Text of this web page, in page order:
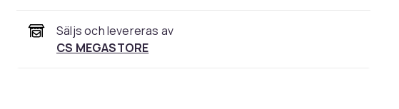
Säljs och levereras av
CS MEGASTORE